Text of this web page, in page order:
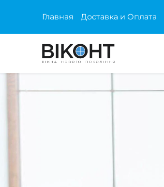
Главная Доставка и Оплата